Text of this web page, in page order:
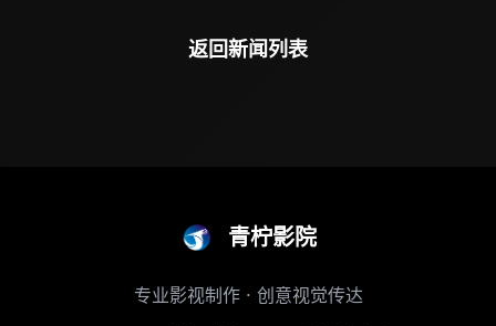
返回新闻列表
青柠影院
专业影视制作 · 创意视觉传达